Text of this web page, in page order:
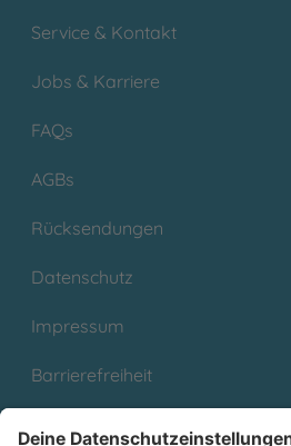
Service & Kontakt
Jobs & Karriere
FAQs
AGBs
Rücksendungen
Datenschutz
Impressum
Barrierefreiheit